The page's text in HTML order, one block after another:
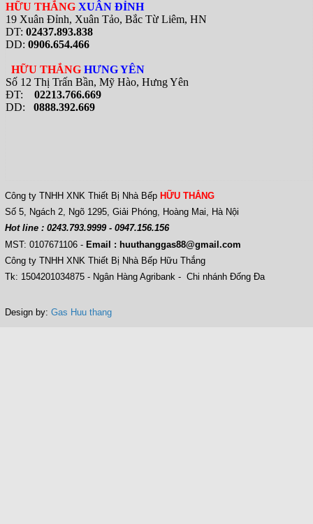
HỮU THẮNG XUÂN ĐỈNH
19 Xuân Đỉnh, Xuân Tảo, Bắc Từ Liêm, HN
DT: 02437.893.838
DD: 0906.654.466
HỮU THẮNG HƯNG YÊN
Số 12 Thị Trấn Bần, Mỹ Hào, Hưng Yên
ĐT: 02213.766.669
DD: 0888.392.669
Công ty TNHH XNK Thiết Bị Nhà Bếp HỮU THẮNG
Số 5, Ngách 2, Ngõ 1295, Giải Phóng, Hoàng Mai, Hà Nội
Hot line : 0243.793.9999 - 0947.156.156
MST: 0107671106 - Email : huuthanggas88@gmail.com
Công ty TNHH XNK Thiết Bị Nhà Bếp Hữu Thắng
Tk: 1504201034875 - Ngân Hàng Agribank - Chi nhánh Đống Đa
Design by: Gas Huu thang